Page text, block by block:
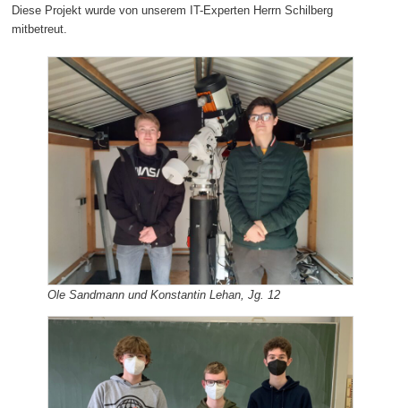
Diese Projekt wurde von unserem IT-Experten Herrn Schilberg
mitbetreut.
Ole Sandmann und Konstantin Lehan, Jg. 12